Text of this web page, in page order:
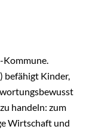
Kommune.
befähigt Kinder,
handeln: zum
Wirtschaft und